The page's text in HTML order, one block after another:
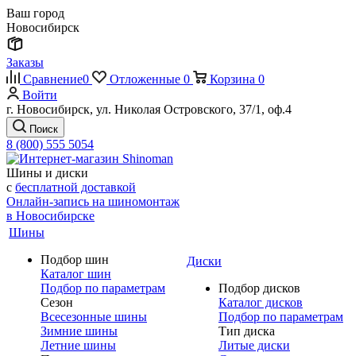
Ваш город
Новосибирск
Заказы
Сравнение0 Отложенные 0 Корзина 0
Войти
г. Новосибирск, ул. Николая Островского, 37/1, оф.4
Поиск
8 (800) 555 5054
Шины и диски
с бесплатной доставкой
Онлайн-запись на шиномонтаж
в Новосибирске
Шины
Подбор шин
Каталог шин
Подбор по параметрам
Сезон
Всесезонные шины
Зимние шины
Летние шины
Диски
Подбор дисков
Каталог дисков
Подбор по параметрам
Тип диска
Литые диски